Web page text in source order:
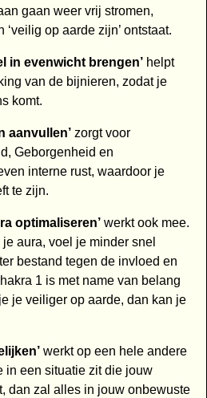
gaan weer vrij stromen,
op aarde zijn’ ontstaat.
in evenwicht brengen’helpt
van de bijnieren, zodat je
komt.
aanvullen’zorgt voor
Geborgenheid en
interne rust, waardoor je
te zijn.
optimaliseren’werkt ook mee.
aura, voel je minder snel
bestand tegen de invloed en
1 is met name van belang
je veiliger op aarde, dan kan je
werkt op een hele andere
in een situatie zit die jouw
dan zal alles in jouw onbewuste